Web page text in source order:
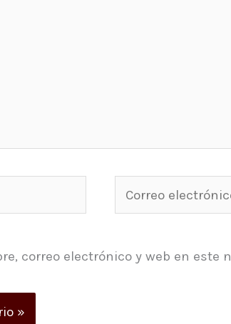
Correo
electrónico*
correo electrónico y web en este